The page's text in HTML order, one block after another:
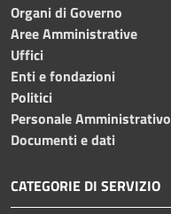
Organi di Governo
Aree Amministrative
Uffici
Enti e fondazioni
Politici
Personale Amministrativo
Documenti e dati
CATEGORIE DI SERVIZIO